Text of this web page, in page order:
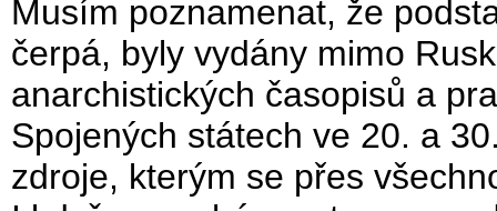
Musím poznamenat, že
čerpá, byly vydány mimo
anarchistických časopisů a
Spojených státech ve 20. a
zdroje, kterým se přes